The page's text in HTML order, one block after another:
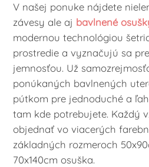
V našej ponuke nájdete
závesy ale aj bavlnené
modernou technológiou
prostredie a vyznačujú sa
jemnosťou. Už
ponúkaných bavlnených
pútkom pre jednoduché a
tam kde potrebujete. Každý
objednať vo viacerých
základných rozmeroch
70x140cm osuška.